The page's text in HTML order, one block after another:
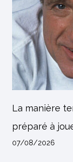
La manière
préparé à
07/08/2026